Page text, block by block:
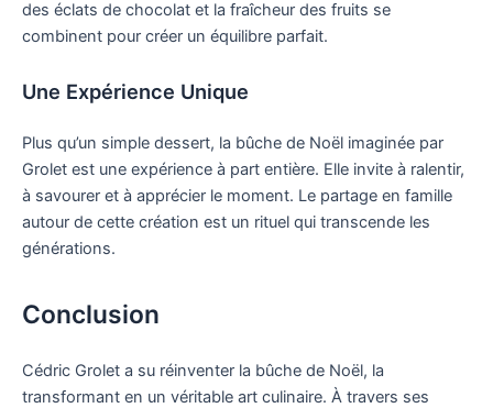
des éclats de chocolat et la fraîcheur des fruits se
combinent pour créer un équilibre parfait.
Une Expérience Unique
Plus qu’un simple dessert, la bûche de Noël imaginée par
Grolet est une expérience à part entière. Elle invite à ralentir,
à savourer et à apprécier le moment. Le partage en famille
autour de cette création est un rituel qui transcende les
générations.
Conclusion
Cédric Grolet a su réinventer la bûche de Noël, la
transformant en un véritable art culinaire. À travers ses